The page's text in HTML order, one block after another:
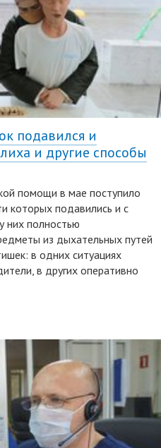
подавился и
и другие способы
помощи в мае поступило
которых подавились и с
них полностью
из дыхательных путей
в одних ситуациях
в других оперативно